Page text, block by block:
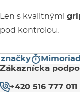
Len s kvalitnými
pod kontrolou.
Zákaznícka
+420 516 777 011